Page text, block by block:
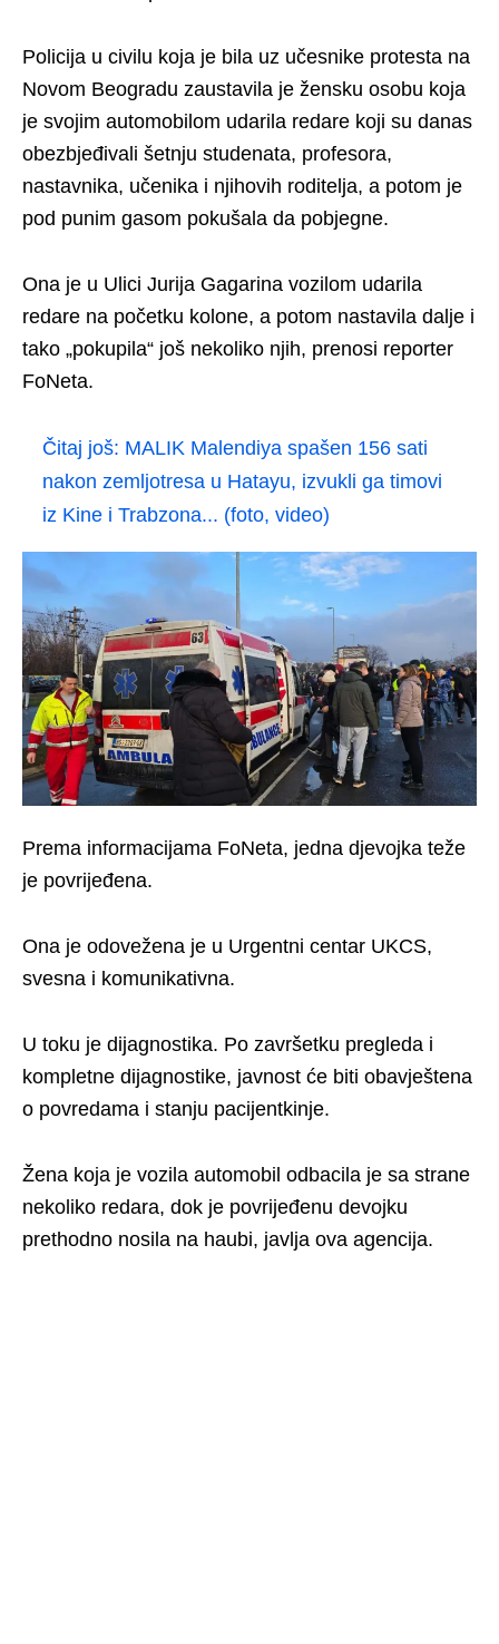
Policija u civilu koja je bila uz učesnike protesta na
Novom Beogradu zaustavila je žensku osobu koja
je svojim automobilom udarila redare koji su danas
obezbjeđivali šetnju studenata, profesora,
nastavnika, učenika i njihovih roditelja, a potom je
pod punim gasom pokušala da pobjegne.
Ona je u Ulici Jurija Gagarina vozilom udarila
redare na početku kolone, a potom nastavila dalje i
tako „pokupila“ još nekoliko njih, prenosi reporter
FoNeta.
Čitaj još: MALIK Malendiya spašen 156 sati
nakon zemljotresa u Hatayu, izvukli ga timovi
iz Kine i Trabzona... (foto, video)
Prema informacijama FoNeta, jedna djevojka teže
je povrijeđena.
Ona je odovežena je u Urgentni centar UKCS,
svesna i komunikativna.
U toku je dijagnostika. Po završetku pregleda i
kompletne dijagnostike, javnost će biti obavještena
o povredama i stanju pacijentkinje.
Žena koja je vozila automobil odbacila je sa strane
nekoliko redara, dok je povrijeđenu devojku
prethodno nosila na haubi, javlja ova agencija.